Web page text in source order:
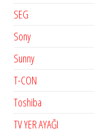
SEG
Sony
Sunny
T-CON
Toshiba
TV YER AYAĞI